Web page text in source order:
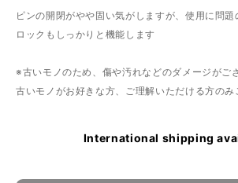
ピンの開閉がやや固い気がしますが、使用に問題
ロックもしっかりと機能します
※古いモノのため、傷や汚れなどのダメージがご
古いモノがお好きな方、ご理解いただける方のみ
International shipping